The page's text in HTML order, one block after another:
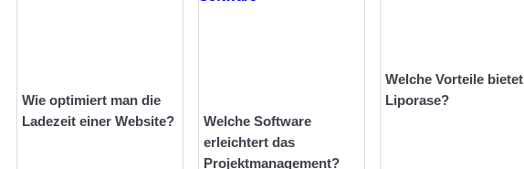
Wie optimiert man die
Ladezeit einer Website?
Welche Software
erleichtert das
Projektmanagement?
Welche Vorteile bietet
Liporase?